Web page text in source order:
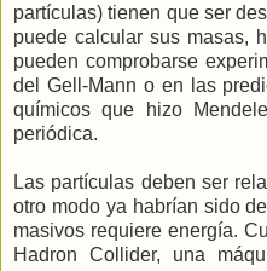
partículas) tienen que ser
puede calcular sus masas,
pueden comprobarse
del Gell-Mann o en las
químicos que hizo
periódica.
Las partículas deben ser
otro modo ya habrían sido
masivos requiere energía.
Hadron Collider, una